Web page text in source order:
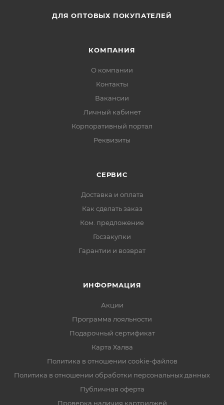
ДЛЯ ОПТОВЫХ ПОКУПАТЕЛЕЙ
КОМПАНИЯ
О компании
Контакты
Вакансии
Личный кабинет
Корпоративный портал
Реквизиты
СЕРВИС
Доставка и оплата
Как сделать заказ
Ком. предложение
Госзакупки
Гарантии и возврат
ИНФОРМАЦИЯ
Акции
Программа лояльности
Подарочный сертификат
Карта Халва
Политика в отношении cookie-файлов
Политика в отношении обработки персональных данных
Публичная оферта
Проверка наличия картриджей